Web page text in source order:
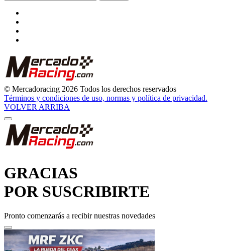
© Mercadoracing 2026 Todos los derechos reservados
Términos y condiciones de uso, normas y política de privacidad.
VOLVER ARRIBA
GRACIAS
POR SUSCRIBIRTE
Pronto comenzarás a recibir nuestras novedades